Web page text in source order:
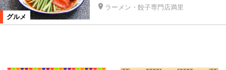
グルメ
ラーメン・餃子専門店満里